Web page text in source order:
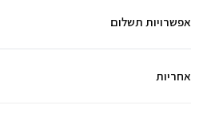
אפשרויות תשלום
אחריות